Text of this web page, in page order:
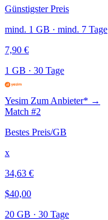
Günstigster Preis
mind. 1 GB · mind. 7 Tage
7,90 €
1 GB · 30 Tage
Yesim Zum Anbieter* →
Match #2
Bestes Preis/GB
x
34,63 €
$40,00
20 GB · 30 Tage